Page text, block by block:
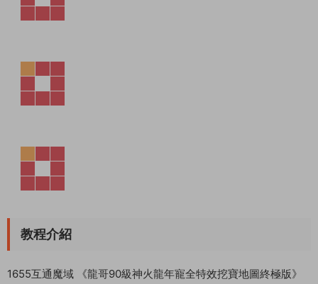
教程介紹
1655互通魔域 《龍哥90級神火龍年寵全特效挖寶地圖終極版》